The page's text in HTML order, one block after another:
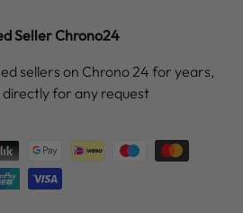
Seller Chrono24
sellers on Chrono 24 for years,
directly for any request